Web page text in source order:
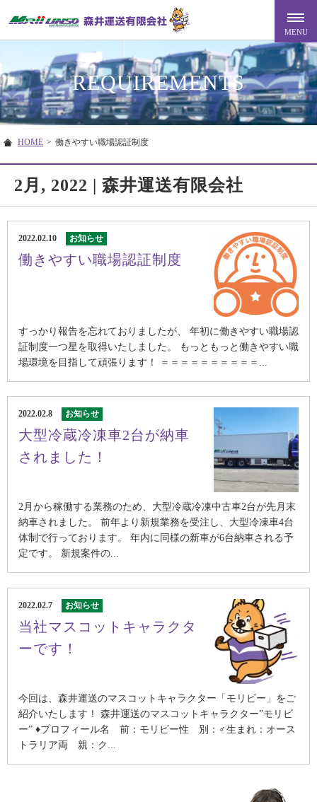
REQUIREMENTS
HOME > 働きやすい職場認証制度
2月, 2022 | 森井運送有限会社
2022.02.10 お知らせ
働きやすい職場認証制度
すっかり報告を忘れておりましたが、 年初に働きやすい職場認
証制度一つ星を取得いたしました。 もっともっと働きやすい職
場環境を目指して頑張ります！ ＝＝＝＝＝＝＝＝＝＝...
2022.02.8 お知らせ
大型冷蔵冷凍車2台が納車
されました！
2月から稼働する業務のため、大型冷蔵冷凍中古車2台が先月末
納車されました。 前年より新規業務を受注し、大型冷凍車4台
体制で行っております。 年内に同様の新車が6台納車される予
定です。 新規案件の...
2022.02.7 お知らせ
当社マスコットキャラクタ
ーです！
今回は、森井運送のマスコットキャラクター「モリビー」をご
紹介いたします！ 森井運送のマスコットキャラクター”モリビ
ー” ♦プロフィール名 前：モリビー性 別：♂生まれ：オース
トラリア両 親：ク...